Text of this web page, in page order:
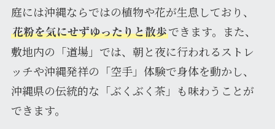
庭には沖縄ならではの植物や花が生息しており、
花粉を気にせずゆったりと散歩できます。また、
敷地内の「道場」では、朝と夜に行われるストレ
ッチや沖縄発祥の「空手」体験で身体を動かし、
沖縄県の伝統的な「ぶくぶく茶」も味わうことが
できます。